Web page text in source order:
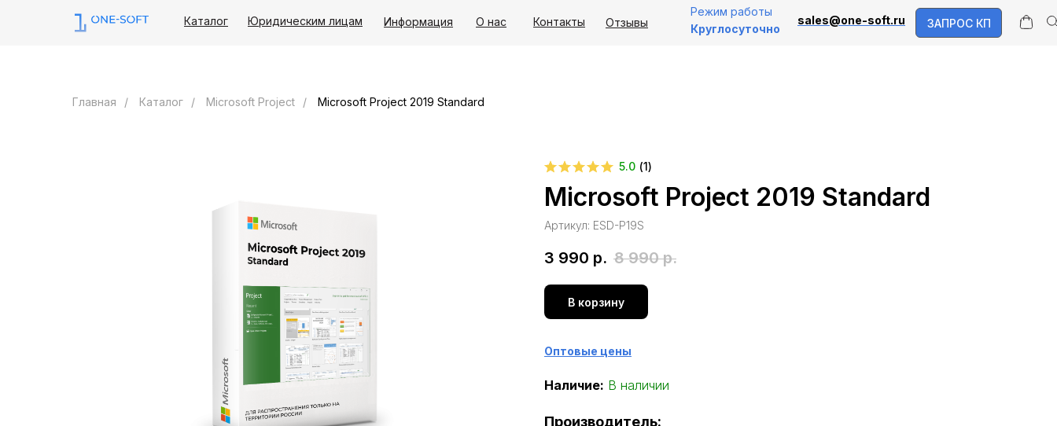
Каталог Юридическим лицам Информация О нас Контакты ЗАПРОС КП
sales@one-soft.ru
Режим работы
Круглосуточно
Отзывы
Главная / Каталог / Microsoft Project / Microsoft Project 2019 Standard
5.0 (1)
Microsoft Project 2019 Standard
Артикул: ESD-P19S
3 990 р. 8 990 р.
В корзину
Оптовые цены
Наличие: В наличии
Производитель: